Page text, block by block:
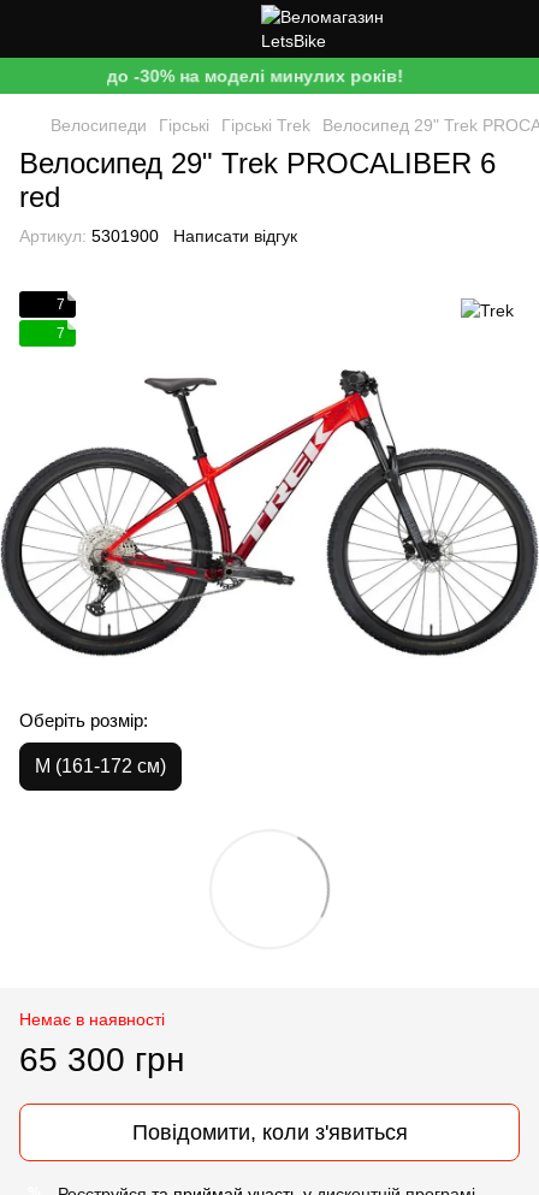
до -30% на моделі минулих років!
Велосипеди Гірські Гірські Trek Велосипед 29" Trek
Велосипед 29" Trek PROCALIBER 6
red
Артикул: 5301900 Написати відгук
7
7
Оберіть розмір:
M (161-172 см)
Немає в наявності
65 300 грн
Повідомити, коли з'явиться